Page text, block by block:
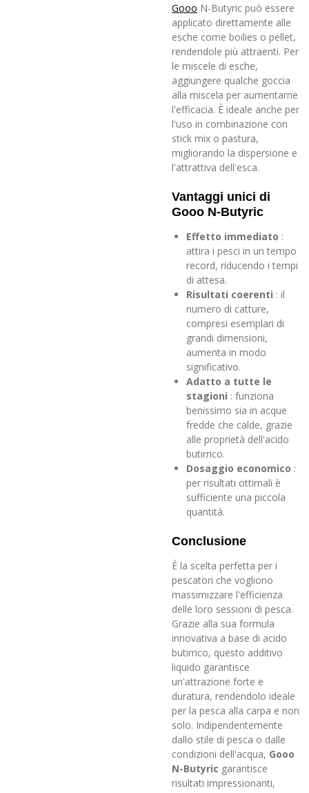
Gooo N-Butyric può essere
applicato direttamente alle
esche come boilies o pellet,
rendendole più attraenti. Per
le miscele di esche,
aggiungere qualche goccia
alla miscela per aumentarne
l'efficacia. È ideale anche per
l'uso in combinazione con
stick mix o pastura,
migliorando la dispersione e
l'attrattiva dell'esca.
Vantaggi unici di
Gooo N-Butyric
Effetto immediato :
attira i pesci in un tempo
record, riducendo i tempi
di attesa.
Risultati coerenti : il
numero di catture,
compresi esemplari di
grandi dimensioni,
aumenta in modo
significativo.
Adatto a tutte le
stagioni : funziona
benissimo sia in acque
fredde che calde, grazie
alle proprietà dell'acido
butirrico.
Dosaggio economico :
per risultati ottimali è
sufficiente una piccola
quantità.
Conclusione
È la scelta perfetta per i
pescatori che vogliono
massimizzare l'efficienza
delle loro sessioni di pesca.
Grazie alla sua formula
innovativa a base di acido
butirrico, questo additivo
liquido garantisce
un'attrazione forte e
duratura, rendendolo ideale
per la pesca alla carpa e non
solo. Indipendentemente
dallo stile di pesca o dalle
condizioni dell'acqua, Gooo
N-Butyric garantisce
risultati impressionanti,